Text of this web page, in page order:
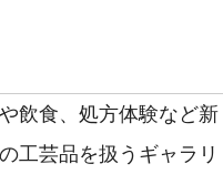
飲食、処方体験など新
工芸品を扱うギャラリ